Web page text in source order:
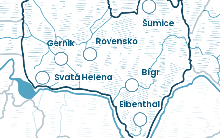
Svatá Helena
Gernik Rovensko
Bígr
Eibenthal
Šumice